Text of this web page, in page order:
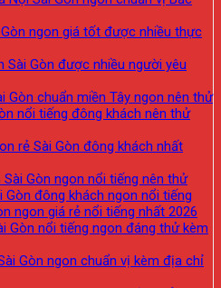
ngon giá tốt được nhiều thực
Sài Gòn được nhiều người yêu
Gòn chuẩn miền Tây ngon nên thử
nổi tiếng đông khách nên thử
rẻ Sài Gòn đông khách nhất
Gòn ngon nổi tiếng nên thử
Gòn đông khách ngon nổi tiếng
ngon giá rẻ nổi tiếng nhất 2026
Gòn nổi tiếng ngon đáng thử kèm
Gòn ngon chuẩn vị kèm địa chỉ